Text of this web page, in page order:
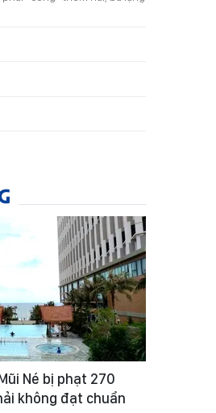
Né bị phạt 270
không đạt chuẩn